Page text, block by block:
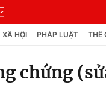
XÃ HỘI PHÁP LUẬT THẾ
chứng